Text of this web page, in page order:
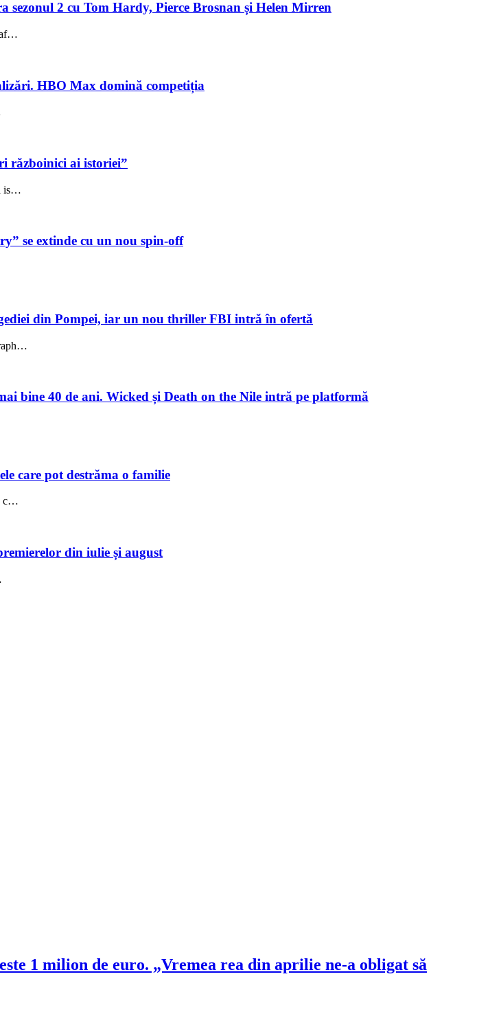
2 cu Tom Hardy, Pierce Brosnan și Helen Mirren
HBO Max domină competiția
războinici ai istoriei”
is…
se extinde cu un nou spin-off
din Pompei, iar un nou thriller FBI intră în ofertă
bine 40 de ani. Wicked și Death on the Nile intră pe platformă
care pot destrăma o familie
c…
din iulie și august
1 milion de euro. „Vremea rea din aprilie ne-a obligat să